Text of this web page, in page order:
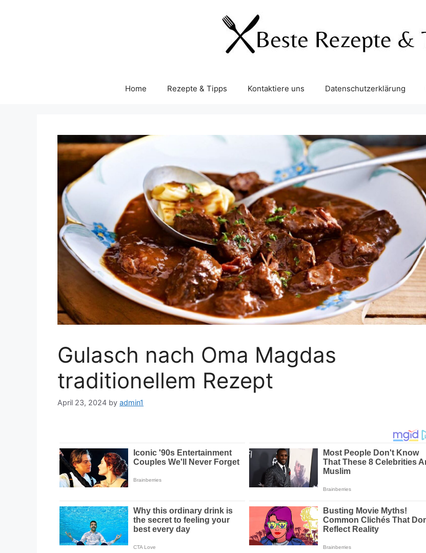
Home Rezepte & Tipps Kontaktiere uns Datenschutzerklärung
Gulasch nach Oma Magdas
traditionellem Rezept
April 23, 2024 by admin1